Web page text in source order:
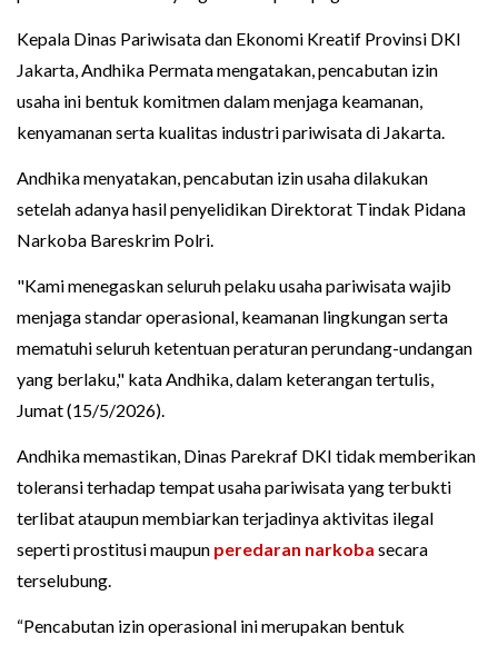
Kepala Dinas Pariwisata dan Ekonomi Kreatif Provinsi DKI
Jakarta, Andhika Permata mengatakan, pencabutan izin
usaha ini bentuk komitmen dalam menjaga keamanan,
kenyamanan serta kualitas industri pariwisata di Jakarta.
Andhika menyatakan, pencabutan izin usaha dilakukan
setelah adanya hasil penyelidikan Direktorat Tindak Pidana
Narkoba Bareskrim Polri.
"Kami menegaskan seluruh pelaku usaha pariwisata wajib
menjaga standar operasional, keamanan lingkungan serta
mematuhi seluruh ketentuan peraturan perundang-undangan
yang berlaku," kata Andhika, dalam keterangan tertulis,
Jumat (15/5/2026).
Andhika memastikan, Dinas Parekraf DKI tidak memberikan
toleransi terhadap tempat usaha pariwisata yang terbukti
terlibat ataupun membiarkan terjadinya aktivitas ilegal
seperti prostitusi maupun peredaran narkoba secara
terselubung.
“Pencabutan izin operasional ini merupakan bentuk